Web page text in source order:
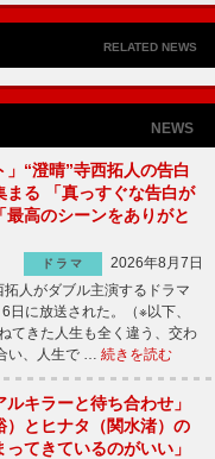
RELATED NEWS
NEWS
」“澄晴”寺西拓人の告白
まる 「真っすぐな告白が
最高のシーンをありがと
ドラマ
2026年8月7日
人がダブル主演するドラマ
日に放送された。（※以下、
てきた人生も全く違う、交わ
い、人生で … 続きを読む
ルキラーと待ち合わせ」
）とヒナタ（関水渚）の
てきているのがいい」